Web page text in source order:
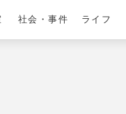
社会・事件 ライフ